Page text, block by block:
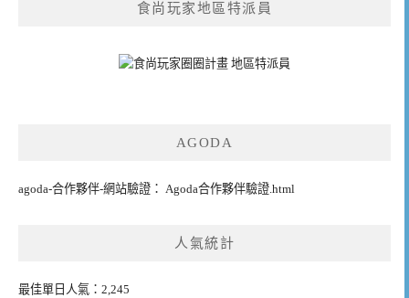
食尚玩家地區特派員
AGODA
agoda-合作夥伴-網站驗證： Agoda合作夥伴驗證.html
人氣統計
最佳單日人氣：2,245